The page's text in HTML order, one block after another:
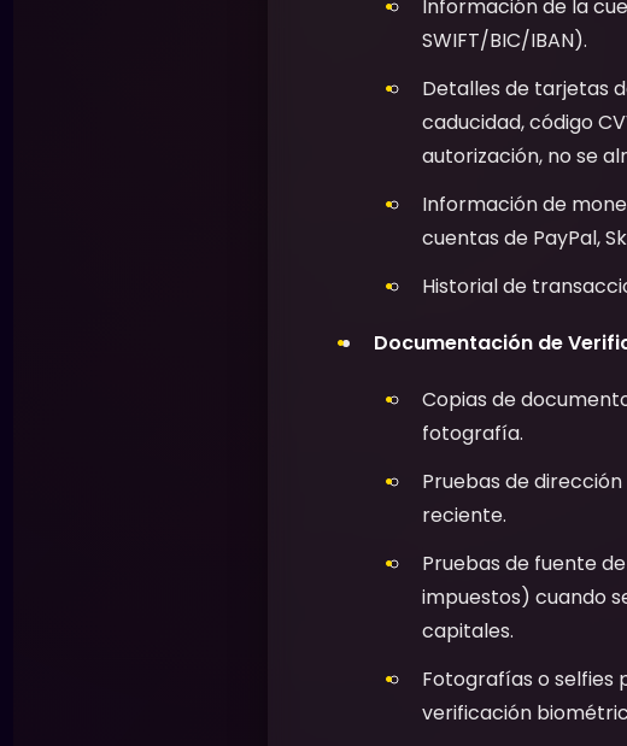
Información de la
SWIFT/BIC/IBAN).
Detalles de tarjetas
caducidad, código
autorización, no se
Información de
cuentas de PayPal,
Historial de
Documentación de
Copias de
fotografía.
Pruebas de
reciente.
Pruebas de fuente
impuestos) cuando
capitales.
Fotografías o selfies
verificación